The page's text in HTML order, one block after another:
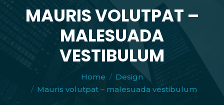
MAURIS VOLUTPAT –
MALESUADA
VESTIBULUM
You are here:
Home
Design
Mauris volutpat – malesuada vestibulum